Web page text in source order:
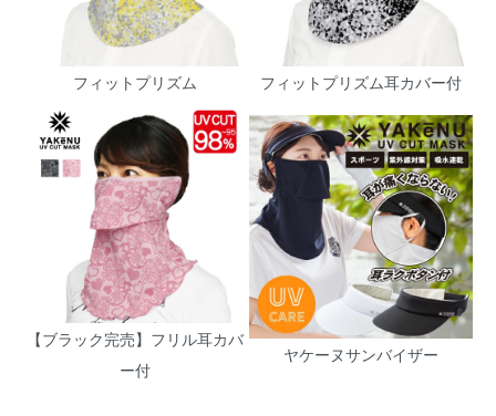
フィットプリズム フィットプリズム耳カバー付
【ブラック完売】フリル耳カバ
ー付
ヤケーヌサンバイザー